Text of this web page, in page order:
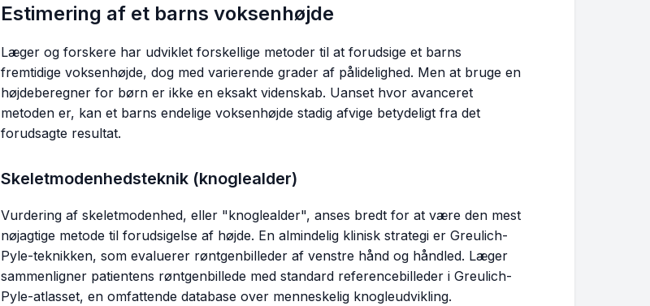
Estimering af et barns voksenhøjde
Læger og forskere har udviklet forskellige metoder til at forudsige et barns
fremtidige voksenhøjde, dog med varierende grader af pålidelighed. Men at bruge en
højdeberegner for børn er ikke en eksakt videnskab. Uanset hvor avanceret
metoden er, kan et barns endelige voksenhøjde stadig afvige betydeligt fra det
forudsagte resultat.
Skeletmodenhedsteknik (knoglealder)
Vurdering af skeletmodenhed, eller "knoglealder", anses bredt for at være den mest
nøjagtige metode til forudsigelse af højde. En almindelig klinisk strategi er Greulich-
Pyle-teknikken, som evaluerer røntgenbilleder af venstre hånd og håndled. Læger
sammenligner patientens røntgenbillede med standard referencebilleder i Greulich-
Pyle-atlasset, en omfattende database over menneskelig knogleudvikling.